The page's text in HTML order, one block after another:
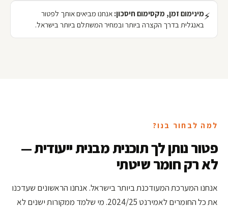
⚡מינימום זמן, מקסימום חיסכון: אנחנו מביאים אותך לפטור
באנגלית בדרך הקצרה ביותר ובמחיר המשתלם ביותר בישראל.
למה לבחור בנו?
פטור נותן לך תוכנית מבנית ייעודית —
לא רק חומר שיטתי
אנחנו המערכת המעודכנת ביותר בישראל. אנחנו הראשונים שעדכנו
את כל החומרים לאמירנט 2024/25. מי שלמד ממקורות ישנים לא